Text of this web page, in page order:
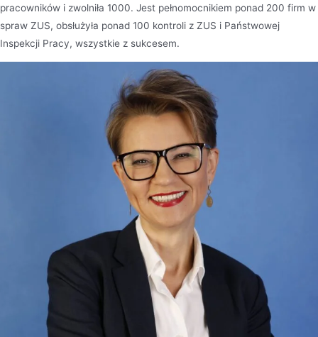
pracowników i zwolniła 1000. Jest pełnomocnikiem ponad 200 firm w
spraw ZUS, obsłużyła ponad 100 kontroli z ZUS i Państwowej
Inspekcji Pracy, wszystkie z sukcesem.